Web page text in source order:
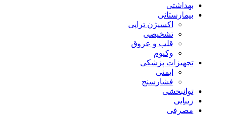
بهداشتی
بیمارستانی
اکسیژن تراپی
تشخیصی
قلب و عروق
وکیوم
تجهیزات پزشکی
ایمنی
فشارسنج
توانبخشی
زیبایی
مصرفی